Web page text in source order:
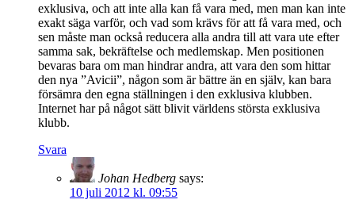
exklusiva, och att inte alla kan få vara med, men man kan inte
exakt säga varför, och vad som krävs för att få vara med, och
sen måste man också reducera alla andra till att vara ute efter
samma sak, bekräftelse och medlemskap. Men positionen
bevaras bara om man hindrar andra, att vara den som hittar
den nya ”Avicii”, någon som är bättre än en själv, kan bara
försämra den egna ställningen i den exklusiva klubben.
Internet har på något sätt blivit världens största exklusiva
klubb.
Svara
Johan Hedberg says:
10 juli 2012 kl. 09:55